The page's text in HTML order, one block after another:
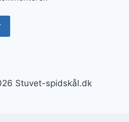
Stuvet-spidskål.dk